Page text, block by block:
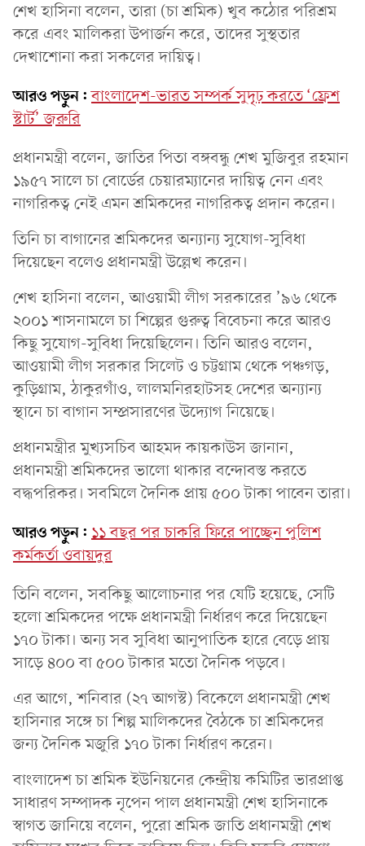
শেখ হাসিনা বলেন, তারা (চা শ্রমিক) খুব কঠোর পরিশ্রম
করে এবং মালিকরা উপার্জন করে, তাদের সুস্থতার
দেখাশোনা করা সকলের দায়িত্ব।
আরও পড়ুন: বাংলাদেশ-ভারত সম্পর্ক সুদৃঢ় করতে ‘ফ্রেশ
স্টার্ট’ জরুরি
প্রধানমন্ত্রী বলেন, জাতির পিতা বঙ্গবন্ধু শেখ মুজিবুর রহমান
১৯৫৭ সালে চা বোর্ডের চেয়ারম্যানের দায়িত্ব নেন এবং
নাগরিকত্ব নেই এমন শ্রমিকদের নাগরিকত্ব প্রদান করেন।
তিনি চা বাগানের শ্রমিকদের অন্যান্য সুযোগ-সুবিধা
দিয়েছেন বলেও প্রধানমন্ত্রী উল্লেখ করেন।
শেখ হাসিনা বলেন, আওয়ামী লীগ সরকারের ’৯৬ থেকে
২০০১ শাসনামলে চা শিল্পের গুরুত্ব বিবেচনা করে আরও
কিছু সুযোগ-সুবিধা দিয়েছিলেন। তিনি আরও বলেন,
আওয়ামী লীগ সরকার সিলেট ও চট্টগ্রাম থেকে পঞ্চগড়,
কুড়িগ্রাম, ঠাকুরগাঁও, লালমনিরহাটসহ দেশের অন্যান্য
স্থানে চা বাগান সম্প্রসারণের উদ্যোগ নিয়েছে।
প্রধানমন্ত্রীর মুখ্যসচিব আহমদ কায়কাউস জানান,
প্রধানমন্ত্রী শ্রমিকদের ভালো থাকার বন্দোবস্ত করতে
বদ্ধপরিকর। সবমিলে দৈনিক প্রায় ৫০০ টাকা পাবেন তারা।
আরও পড়ুন: ১১ বছর পর চাকরি ফিরে পাচ্ছেন পুলিশ
কর্মকর্তা ওবায়দুর
তিনি বলেন, সবকিছু আলোচনার পর যেটি হয়েছে, সেটি
হলো শ্রমিকদের পক্ষে প্রধানমন্ত্রী নির্ধারণ করে দিয়েছেন
১৭০ টাকা। অন্য সব সুবিধা আনুপাতিক হারে বেড়ে প্রায়
সাড়ে ৪০০ বা ৫০০ টাকার মতো দৈনিক পড়বে।
এর আগে, শনিবার (২৭ আগস্ট) বিকেলে প্রধানমন্ত্রী শেখ
হাসিনার সঙ্গে চা শিল্প মালিকদের বৈঠকে চা শ্রমিকদের
জন্য দৈনিক মজুরি ১৭০ টাকা নির্ধারণ করেন।
বাংলাদেশ চা শ্রমিক ইউনিয়নের কেন্দ্রীয় কমিটির ভারপ্রাপ্ত
সাধারণ সম্পাদক নৃপেন পাল প্রধানমন্ত্রী শেখ হাসিনাকে
স্বাগত জানিয়ে বলেন, পুরো শ্রমিক জাতি প্রধানমন্ত্রী শেখ